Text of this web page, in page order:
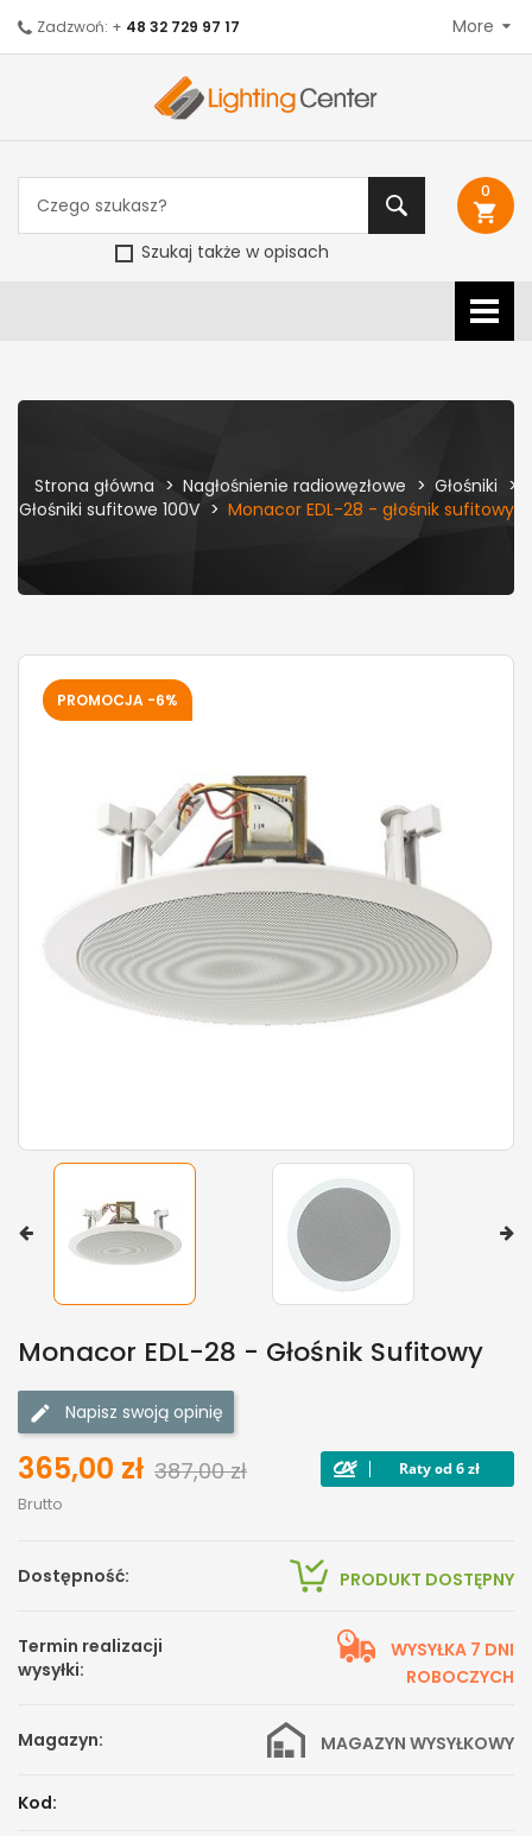
Szukaj także w opisach
0
shopping_cart
Zadzwoń: + 48 32 729 97 17 More
Strona główna Nagłośnienie radiowęzłowe
Głośniki
Głośniki sufitowe 100V
Monacor EDL-28 - głośnik sufitowy
PROMOCJA -6%
Monacor EDL-28 - Głośnik Sufitowy
Napisz swoją opinię
365,00 zł 387,00 zł
Brutto
Dostępność: PRODUKT DOSTĘPNY
Termin realizacji
wysyłki:
WYSYŁKA 7 DNI
ROBOCZYCH
Magazyn: MAGAZYN WYSYŁKOWY
Kod: